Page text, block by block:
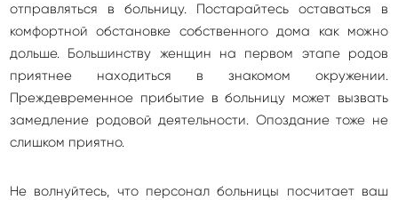
отправляться в больницу. Постарайтесь оставаться в
комфортной обстановке собственного дома как можно
дольше. Большинству женщин на первом этапе родов
приятнее находиться в знакомом окружении.
Преждевременное прибытие в больницу может вызвать
замедление родовой деятельности. Опоздание тоже не
слишком приятно.
Не волнуйтесь, что персонал больницы посчитает ваш